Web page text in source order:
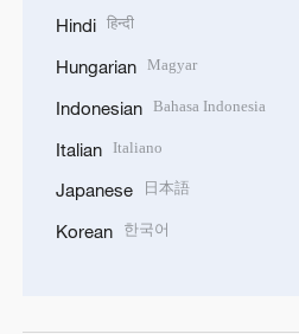
Hindi हिन्दी
Hungarian Magyar
Indonesian Bahasa Indonesia
Italian Italiano
Japanese 日本語
Korean 한국어